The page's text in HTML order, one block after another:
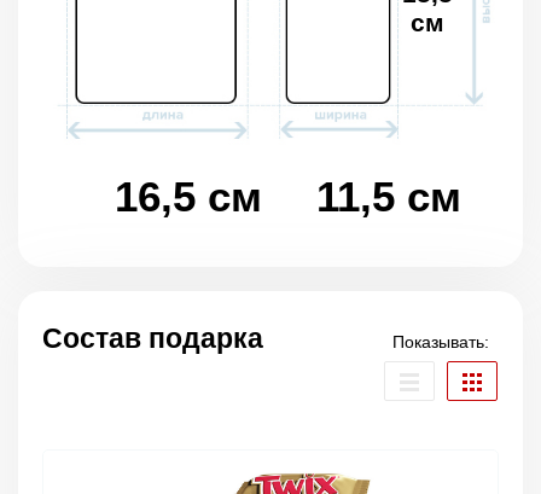
16,5 см 11,5 см
см
Состав подарка Показывать: